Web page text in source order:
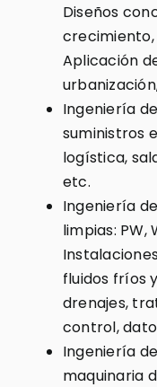
Diseños
Aplicación
Ingeniería
suministros
logística,
etc.
Ingeniería
limpias: PW,
fluidos fríos
drenajes,
control,
Ingeniería
maquinaria